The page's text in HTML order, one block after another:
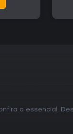
o essencial.